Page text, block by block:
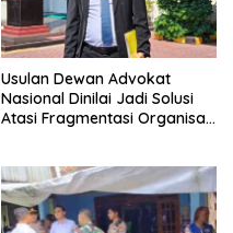
Usulan Dewan Advokat
Nasional Dinilai Jadi Solusi
Atasi Fragmentasi Organisasi